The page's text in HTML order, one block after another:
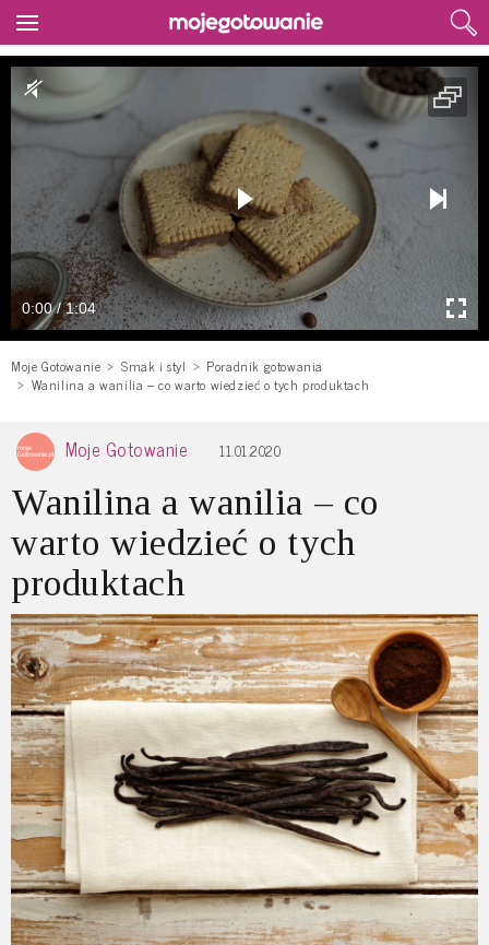
0:00 / 1:04
Moje Gotowanie Smak i styl
Poradnik gotowania
Wanilina a wanilia – co warto wiedzieć o tych produktach
Moje Gotowanie 11.01.2020
Wanilina a wanilia – co
warto wiedzieć o tych
produktach